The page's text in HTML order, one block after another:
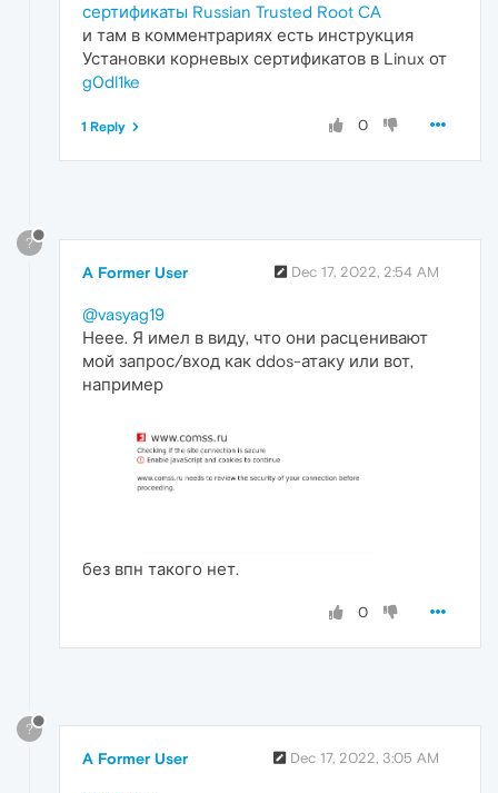
сертификаты Russian Trusted Root CA
и там в комментрариях есть инструкция
Установки корневых сертификатов в Linux от
g0dl1ke
0
1 Reply
?
A Former User Dec 17, 2022, 2:54 AM
@vasyag19
Неее. Я имел в виду, что они расценивают
мой запрос/вход как ddos-атаку или вот,
например
без впн такого нет.
0
?
A Former User Dec 17, 2022, 3:05 AM